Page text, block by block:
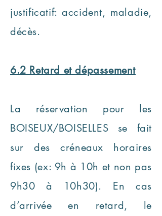
justificatif: accident, maladie,
décès.
6.2 Retard et dépassement
La réservation pour les
BOISEUX/BOISELLES se fait
sur des créneaux horaires
fixes (ex: 9h à 10h et non pas
9h30 à 10h30). En cas
d’arrivée en retard, le